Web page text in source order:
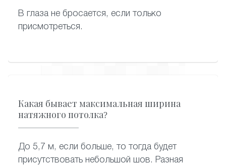
В глаза не бросается, если только
присмотреться.
Какая бывает максимальная ширина
натяжного потолка?
До 5,7 м, если больше, то тогда будет
присутствовать небольшой шов. Разная